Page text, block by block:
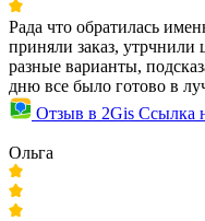
Рада что обратилась
приняли заказ,
разные варианты,
дню все было готово в
Отзыв в 2Gis Ссылка
Ольга